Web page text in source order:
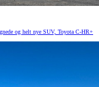
og helt nye SUV, Toyota C-HR+